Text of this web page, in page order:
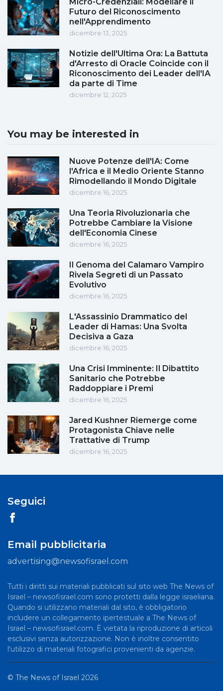
Futuro del Riconoscimento
nell'Apprendimento
dicembre 13, 2025
Notizie dell'Ultima Ora: La Battuta
d'Arresto di Oracle Coincide con il
Riconoscimento dei Leader dell'IA
da parte di Time
dicembre 12, 2025
You may be interested in
Nuove Potenze dell'IA: Come
l'Africa e il Medio Oriente Stanno
Rimodellando il Mondo Digitale
dicembre 16, 2025
Una Teoria Rivoluzionaria che
Potrebbe Cambiare la Visione
dell'Economia Cinese
dicembre 16, 2025
Il Genoma del Calamaro Vampiro
Rivela Segreti di un Passato
Evolutivo
dicembre 16, 2025
L'Assassinio Drammatico del
Leader di Hamas: Una Svolta
Decisiva a Gaza
dicembre 16, 2025
Una Crisi Imminente: Il Dibattito
Sanitario che Potrebbe
Raddoppiare i Premi
dicembre 16, 2025
Jared Kushner Riemerge come
Protagonista Chiave nelle
Trattative di Trump
dicembre 16, 2025
Seguici
Email pubblicitaria
advertising@newsofisrael.com
Tutti i diritti sui materiali pubblicati sul sito web The News of
Israel – newsofisrael.com sono protetti dalla legge israeliana.
Quando si utilizzano materiali dal sito, è obbligatorio
includere un collegamento ipertestuale a The News of
Israel – newsofisrael.com. È vietata la riproduzione di articoli
esclusivi senza autorizzazione. Non è inoltre consentito
l'utilizzo di materiali fotografici provenienti da agenzie.
© The News of Israel 2026